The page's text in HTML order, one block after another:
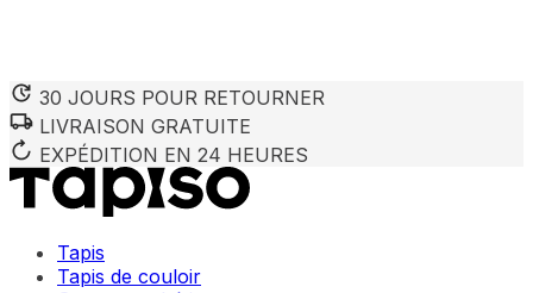
30 JOURS POUR RETOURNER
LIVRAISON GRATUITE
EXPÉDITION EN 24 HEURES
Tapis
Tapis de couloir
Nous utilisons des cookies pour personnaliser le contenu
partenaires peuvent combiner ces informations avec
utilisation de leurs services.